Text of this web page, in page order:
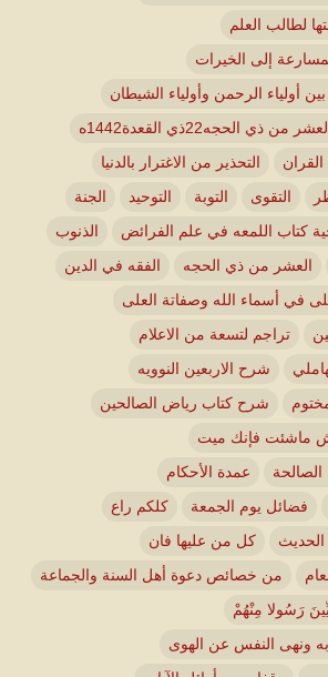
لطالب العلم
إلى الخيرات
أولياء الرحمن وأولياء الشيطان
الحجه22ذي القعدة1442ه
التحذير من الاغترار بالدنيا
التقوى التوبة التوحيد
الجنة
كتاب اللمعه في علم الفرائض
الذنوب
العشر من ذي الحجه
الفقه في الدين
في أسماء الله وصفاتة العلى
تراجم لتسعة من الاعلام
شرح الاربعين النوويه
شرح كتاب رياض الصالحين
ماشئت فإنك ميت
عمدة الأحكام
فضائل يوم الجمعة
كلكم راع
كل من عليها فان
من خصائص دعوة أهل السنة والجماعة
رَسُولا مِنْهُمْ
ونهى النفس عن الهوى